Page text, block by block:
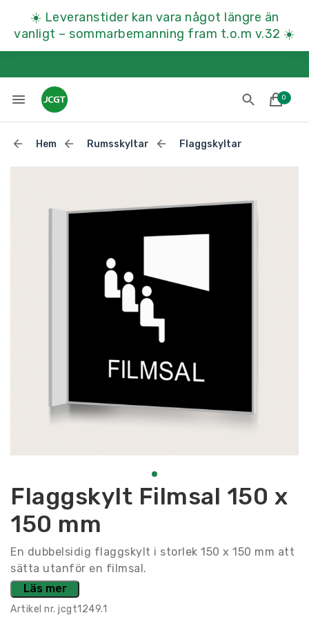
☀️ Leveranstider kan vara något längre än
vanligt – sommarbemanning fram t.o.m v.32 ☀️
0
Till kassan
Hem Rumsskyltar Flaggskyltar
Flaggskylt Filmsal 150 x
150 mm
En dubbelsidig flaggskylt i storlek 150 x 150 mm att
sätta utanför en filmsal.
Läs mer
Artikel nr. jcgt1249.1